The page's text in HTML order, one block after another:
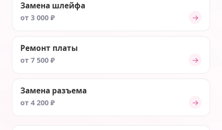
Замена шлейфа
от 3 000 ₽ →
Ремонт платы
от 7 500 ₽ →
Замена разъема
от 4 200 ₽ →